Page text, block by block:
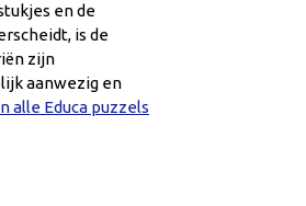
en de
is de
zijn
aanwezig en
alle Educa puzzels